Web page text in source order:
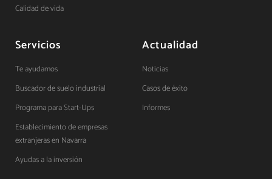
Calidad de vida
Servicios
Te ayudamos
Buscador de suelo industrial
Programa para Start-Ups
Establecimiento de empresas
extranjeras en Navarra
Ayudas a la inversión
Actualidad
Noticias
Casos de éxito
Informes